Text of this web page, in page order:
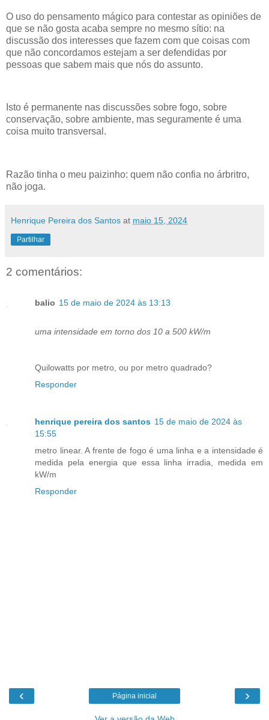
O uso do pensamento mágico para contestar as opiniões de
que se não gosta acaba sempre no mesmo sítio: na
discussão dos interesses que fazem com que coisas com
que não concordamos estejam a ser defendidas por
pessoas que sabem mais que nós do assunto.
Isto é permanente nas discussões sobre fogo, sobre
conservação, sobre ambiente, mas seguramente é uma
coisa muito transversal.
Razão tinha o meu paizinho: quem não confia no árbritro,
não joga.
Henrique Pereira dos Santos at maio 15, 2024
Partilhar
2 comentários:
balio 15 de maio de 2024 às 13:13
uma intensidade em torno dos 10 a 500 kW/m
Quilowatts por metro, ou por metro quadrado?
Responder
henrique pereira dos santos 15 de maio de 2024 às
15:55
metro linear. A frente de fogo é uma linha e a intensidade é
medida pela energia que essa linha irradia, medida em
kW/m
Responder
‹ ›
Página inicial